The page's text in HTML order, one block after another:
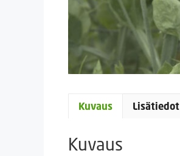
Kuvaus Lisätiedot
Kuvaus